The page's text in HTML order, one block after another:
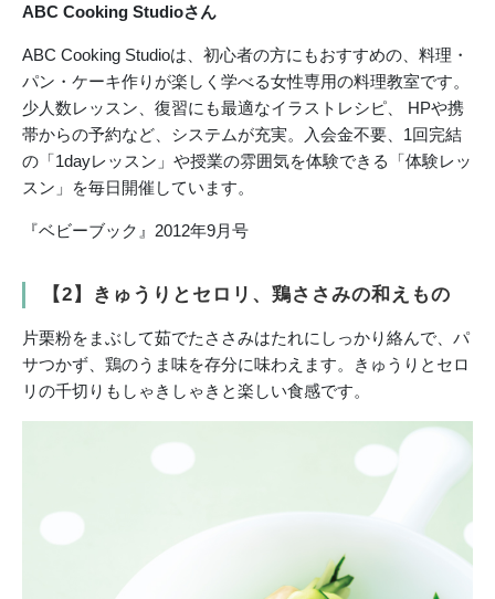
ABC Cooking Studioさん
ABC Cooking Studioは、初心者の方にもおすすめの、料理・
パン・ケーキ作りが楽しく学べる女性専用の料理教室です。
少人数レッスン、復習にも最適なイラストレシピ、 HPや携
帯からの予約など、システムが充実。入会金不要、1回完結
の「1dayレッスン」や授業の雰囲気を体験できる「体験レッ
スン」を毎日開催しています。
『ベビーブック』2012年9月号
【2】きゅうりとセロリ、鶏ささみの和えもの
片栗粉をまぶして茹でたささみはたれにしっかり絡んで、パ
サつかず、鶏のうま味を存分に味わえます。きゅうりとセロ
リの千切りもしゃきしゃきと楽しい食感です。